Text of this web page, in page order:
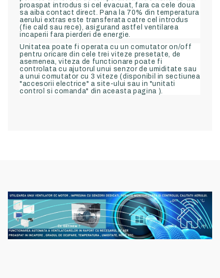
proaspat introdus si cel evacuat, fara ca cele doua
sa aiba contact direct. Pana la 70% din temperatura
aerului extras este transferata catre cel introdus
(fie cald sau rece), asigurand astfel ventilarea
incaperii fara pierderi de energie.
Unitatea poate fi operata cu un comutator on/off
pentru oricare din cele trei viteze presetate, de
asemenea, viteza de functionare poate fi
controlata cu ajutorul unui senzor de umiditate sau
a unui comutator cu 3 viteze (disponibil in sectiunea
"accesorii electrice" a site-ului sau in "unitati
control si comanda" din aceasta pagina ).